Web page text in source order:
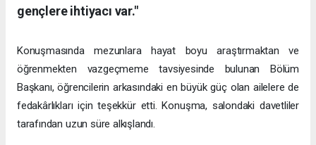
gençlere ihtiyacı var."
Konuşmasında mezunlara hayat boyu araştırmaktan ve
öğrenmekten vazgeçmeme tavsiyesinde bulunan Bölüm
Başkanı, öğrencilerin arkasındaki en büyük güç olan ailelere de
fedakârlıkları için teşekkür etti. Konuşma, salondaki davetliler
tarafından uzun süre alkışlandı.